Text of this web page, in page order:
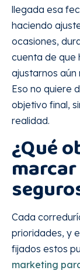
llegada esa
haciendo
ocasiones,
cuenta de que
ajustarnos
Eso no quiere
objetivo final,
realidad.
¿Qué
Cada
prioridades, y
fijados estos
marketing